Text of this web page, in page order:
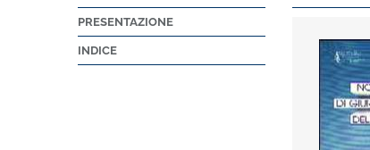
PRESENTAZIONE
INDICE